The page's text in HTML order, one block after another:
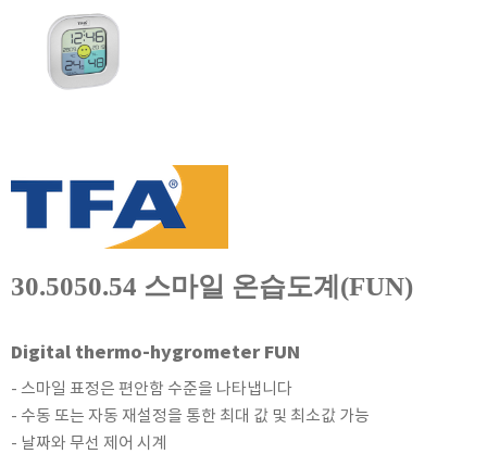
전기 계측
점도계
파티클카운터
편광계/밀도계
풍속/유속계
30.5050.54 스마일 온습도계(FUN)
Digital thermo-hygrometer FUN
- 스마일 표정은 편안함 수준을 나타냅니다
- 수동 또는 자동 재설정을 통한 최대 값 및 최소값 가능
- 날짜와 무선 제어 시계